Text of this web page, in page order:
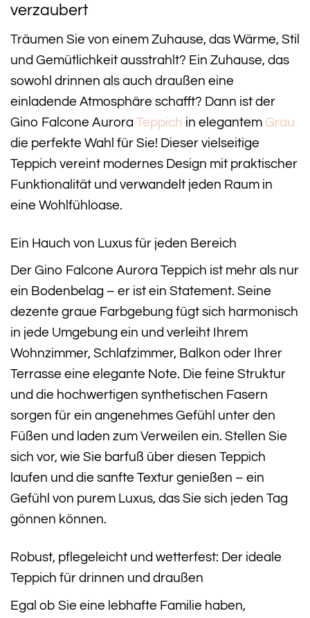
verzaubert
Träumen Sie von einem Zuhause, das Wärme, Stil
und Gemütlichkeit ausstrahlt? Ein Zuhause, das
sowohl drinnen als auch draußen eine
einladende Atmosphäre schafft? Dann ist der
Gino Falcone Aurora Teppich in elegantem Grau
die perfekte Wahl für Sie! Dieser vielseitige
Teppich vereint modernes Design mit praktischer
Funktionalität und verwandelt jeden Raum in
eine Wohlfühloase.
Ein Hauch von Luxus für jeden Bereich
Der Gino Falcone Aurora Teppich ist mehr als nur
ein Bodenbelag – er ist ein Statement. Seine
dezente graue Farbgebung fügt sich harmonisch
in jede Umgebung ein und verleiht Ihrem
Wohnzimmer, Schlafzimmer, Balkon oder Ihrer
Terrasse eine elegante Note. Die feine Struktur
und die hochwertigen synthetischen Fasern
sorgen für ein angenehmes Gefühl unter den
Füßen und laden zum Verweilen ein. Stellen Sie
sich vor, wie Sie barfuß über diesen Teppich
laufen und die sanfte Textur genießen – ein
Gefühl von purem Luxus, das Sie sich jeden Tag
gönnen können.
Robust, pflegeleicht und wetterfest: Der ideale
Teppich für drinnen und draußen
Egal ob Sie eine lebhafte Familie haben,